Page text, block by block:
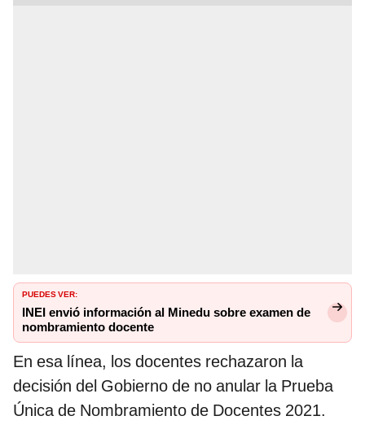
PUEDES VER:
INEI envió información al Minedu sobre examen de
nombramiento docente
En esa línea, los docentes rechazaron la
decisión del Gobierno de no anular la Prueba
Única de Nombramiento de Docentes 2021.